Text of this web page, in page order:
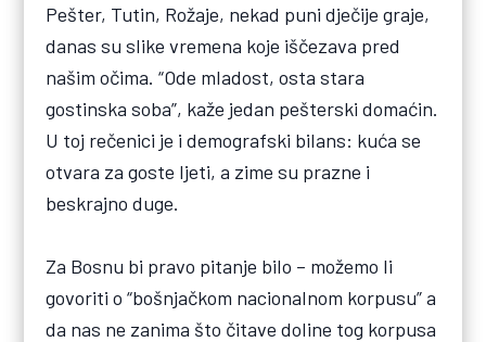
Pešter, Tutin, Rožaje, nekad puni dječije graje,
danas su slike vremena koje iščezava pred
našim očima. “Ode mladost, osta stara
gostinska soba”, kaže jedan pešterski domaćin.
U toj rečenici je i demografski bilans: kuća se
otvara za goste ljeti, a zime su prazne i
beskrajno duge.
Za Bosnu bi pravo pitanje bilo – možemo li
govoriti o “bošnjačkom nacionalnom korpusu” a
da nas ne zanima što čitave doline tog korpusa